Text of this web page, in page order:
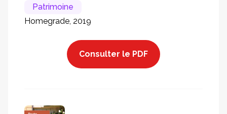
Patrimoine
Homegrade, 2019
Consulter le PDF